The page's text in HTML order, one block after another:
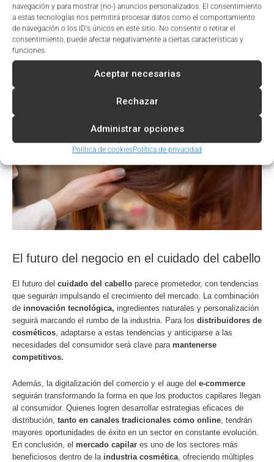
navegación y para mostrar (no-) anuncios personalizados. El consentimiento
a estas tecnologías nos permitirá procesar datos como el comportamiento
de navegación o los ID's únicos en este sitio. No consentir o retirar el
consentimiento, puede afectar negativamente a ciertas características y
funciones.
Aceptar necesarias
Rechazar
Administrar opciones
Política de cookiesPolítica de privacidad
Implementarestrategias de marketing digital, como publicidad
segmentada y colaboraciones con influencers del sector capilar,
puede ayudar a posicionar los productos y aumentar las ventas.
Asimismo, ofrecer contenido educativo sobre elcuidado del cabello
confianza y fidelización en los clientes.
El futuro del negocio en el cuidado del cabello
El futuro del cuidado del cabello parece prometedor, con tendencias
que seguirán impulsando el crecimiento del mercado. La combinación
de innovación tecnológica, ingredientes naturales y personalización
seguirá marcando el rumbo de la industria. Para los distribuidores de
cosméticos, adaptarse a estas tendencias y anticiparse a las
necesidades del consumidor será clave paramantenerse
competitivos.
Además, la digitalización del comercio y el auge del e-commerce
seguirán transformando la forma en que los productos capilares llegan
al consumidor. Quienes logren desarrollar estrategias eficaces de
distribución, tanto en canales tradicionales como online , tendrán
mayores oportunidades de éxito en un sector en constante evolución.
En conclusión, el mercado capilar es uno de los sectores más
beneficiosos dentro de la industria cosmética , ofreciendo múltiples